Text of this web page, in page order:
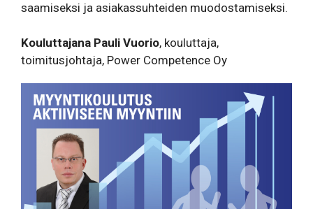
saamiseksi ja asiakassuhteiden muodostamiseksi.
Kouluttajana Pauli Vuorio, kouluttaja,
toimitusjohtaja, Power Competence Oy